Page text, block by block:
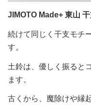
JIMOTO Made+ 東山
続けて同じく干支モチ
す。
土鈴は、優しく振ると
ます。
古くから、魔除けや縁